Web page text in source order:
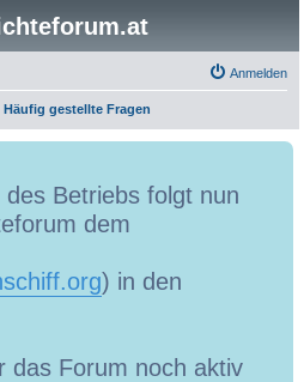
Anmelden
Häufig gestellte Fragen
Betriebs folgt nun
dem
) in den
das Forum noch aktiv